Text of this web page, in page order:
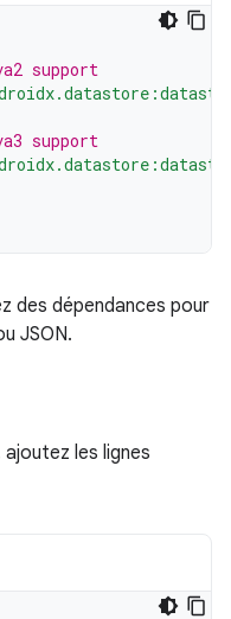
support
support
des dépendances pour
JSON.
les lignes